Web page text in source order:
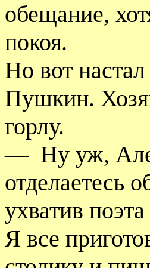
обещание,
покоя.
Но вот
Пушкин.
горлу.
— Ну уж,
отделаетесь
ухватив
Я все